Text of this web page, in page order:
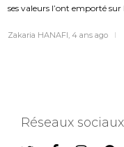
ses valeurs l’ont emporté sur
Zakaria HANAFI, 4 ans ago
Réseaux sociaux